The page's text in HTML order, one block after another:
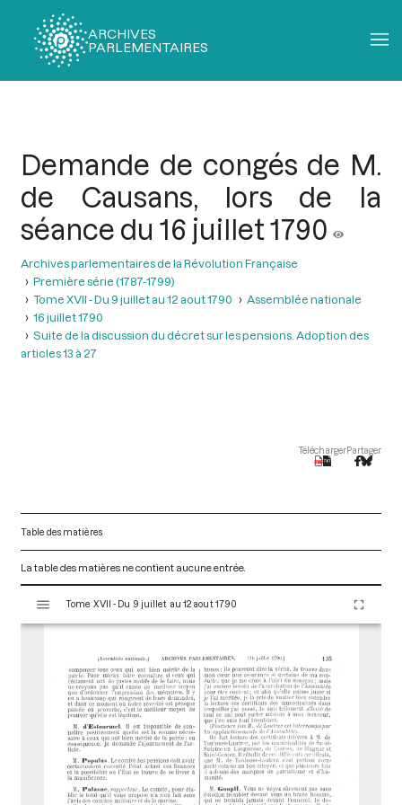
ARCHIVES
PARLEMENTAIRES
Demande de congés de M.
de Causans, lors de la
séance du 16 juillet 1790
Archives parlementaires de la Révolution Française
Première série (1787-1799)
Tome XVII - Du 9 juillet au 12 aout 1790
Assemblée nationale
16 juillet 1790
Suite de la discussion du décret sur les pensions. Adoption des
articles 13 à 27
TéléchargerPartager
Table des matières
La table des matières ne contient aucune entrée.
s
Tome XVII - Du 9 juillet au 12 aout 1790